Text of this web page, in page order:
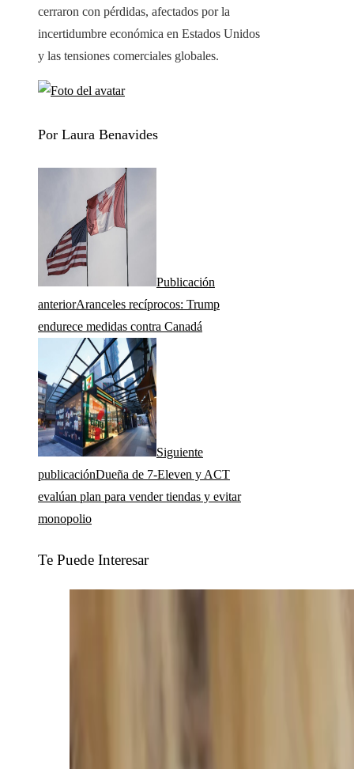
cerraron con pérdidas, afectados por la
incertidumbre económica en Estados Unidos
y las tensiones comerciales globales.​
Por Laura Benavides
Publicación
anteriorAranceles recíprocos: Trump
endurece medidas contra Canadá
Siguiente
publicaciónDueña de 7-Eleven y ACT
evalúan plan para vender tiendas y evitar
monopolio
Te Puede Interesar